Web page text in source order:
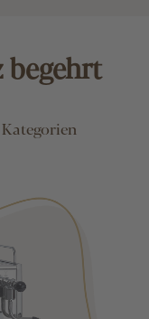
begehrt